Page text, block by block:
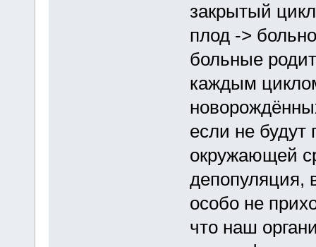
закрытый
плод ->
больные
каждым
если не
окружающей
депопуляция,
особо не
что наш